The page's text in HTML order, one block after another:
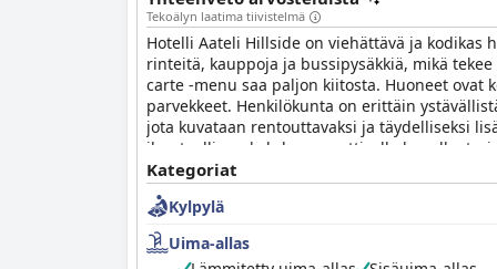
Hotelli Lasaretti erottuu ainutlaatuisena
vetovoimaa tarjoten ikimuistoisen oleskelun
mukavuuksilla Hotelli Lasaretti varmistaa,
etsivät sekä mukavuutta että luonnetta.
Tekoälyn laatima tiivistelmä
Hotelli Aateli Hillside on viehättävä ja
rinteitä, kauppoja ja bussipysäkkiä, mikä
carte -menu saa paljon kiitosta. Huoneet ovat
parvekkeet. Henkilökunta on erittäin
jota kuvataan rentouttavaksi ja täydelliseksi
ihanteellinen kohde romanttiselle lomalle,
huippulaatuinen hotelli, joka täyttää kaikki
Kategoriat
Kylpylä
Uima-allas